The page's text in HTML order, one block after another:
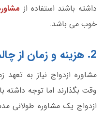
داشته باشند استفاده از
خوب می باشد.
2. هزینه و زمان از چالش های مشاوره
مشاوره ازدواج نیاز به تعهد
وقت بگذارند اما توجه داشته
ازدواج یک مشاوره طولانی